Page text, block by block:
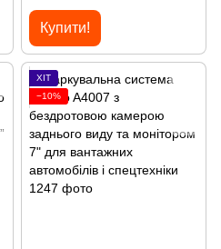
камера заднього виду,
контроль сліпих зон, ліве
Купити!
ХІТ
−10%